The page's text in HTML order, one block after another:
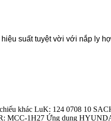
suất tuyệt vời với nắp ly
khác LuK: 124 0708 10
MCC-1H27 Ứng dụng